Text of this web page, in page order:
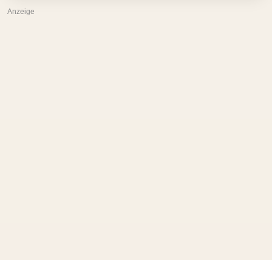
Anzeige